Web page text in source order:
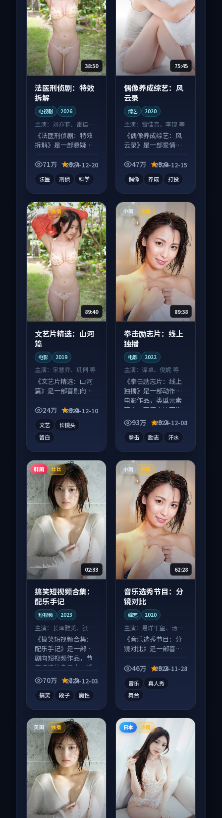
38:50
法医刑侦剧：特效
拆解
电视剧 2026
主演： 刘亦菲、雷佳音
等
《法医刑侦剧：特效
拆解》是一部悬疑向
素齐全，观感爽快不
71万 9.7
2024-12-20
法医 刑侦 科学
75:45
偶像养成综艺：风
云录
综艺 2020
主演： 雷佳音、李现 等
《偶像养成综艺：风
云录》是一部爱情向
并行，细节值得二刷
47万 9.0
2024-12-15
偶像 养成 打投
英国 独播
89:40
文艺片精选：山河
篇
电影 2019
主演： 宋慧乔、巩俐 等
《文艺片精选：山河
篇》是一部喜剧向电
高，适合配弹幕观
24万 9.6
2024-12-10
文艺
长镜头
留白
中国 热播
89:38
拳击励志片：线上
独播
电影 2022
主演：谭卓、倪妮 等
《拳击励志片：线上
独播》是一部动作向
电影作品，类型元素
齐全，观感爽快不拖
沓。93万 9.2
2024-12-08
拳击 励志 汗水
韩国 杜比
02:33
搞笑短视频合集：
配乐手记
短视频 2023
主演： 长泽雅美、张译
等
《搞笑短视频合集：
配乐手记》是一部喜
剧向短视频作品，节
奏紧凑信息量大，适
合沉浸式追看。
70万 7.5
2024-12-03
搞笑 段子 魔性
中国 热播
62:28
音乐选秀节目：分
镜对比
综艺 2020
主演： 易烊千玺、汤唯
等
《音乐选秀节目：分
镜对比》是一部喜剧
感在线，配乐与镜头
46万 9.2
2024-11-28
音乐
真人秀
舞台
英国 独播 日本 热播